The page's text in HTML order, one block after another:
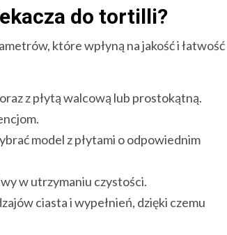
do tortilli?
które wpłyną na jakość i łatwość
z płytą walcową lub prostokątną.
model z płytami o odpowiednim
w utrzymaniu czystości.
ciasta i wypełnień, dzięki czemu